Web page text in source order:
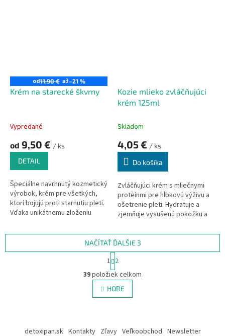
od11,90 € až–21 %
Krém na starecké škvrny
Vypredané
od 9,50 € / ks
DETAIL
Špeciálne navrhnutý kozmetický
výrobok, krém pre všetkých,
ktorí bojujú proti starnutiu pleti.
Vďaka unikátnemu zloženiu
pigmentáciu kože, hlboko
preniká do pórov a zabraňuje
vzniku pigmentových škvŕn.
vyhladzuje pokožku, bojuje
Kozie mlieko zvláčňujúci
krém 125ml
Skladom
4,05 € / ks
Do košíka
Zvláčňujúci krém s mliečnymi
proteínmi pre hĺbkovú výživu a
ošetrenie pleti. Hydratuje a
zjemňuje vysušenú pokožku a
pružnosť. Nezanecháva pocit
mastnoty a príjemne vonia.
Značka: PALACIO
O
v
l
á
NAČÍTAŤ ĎALŠIE 3
t
r
á
n
k
n
1 2
39položiek celkom
HORE
detoxipan.sk Kontakty Zľavy Veľkoobchod Newsletter